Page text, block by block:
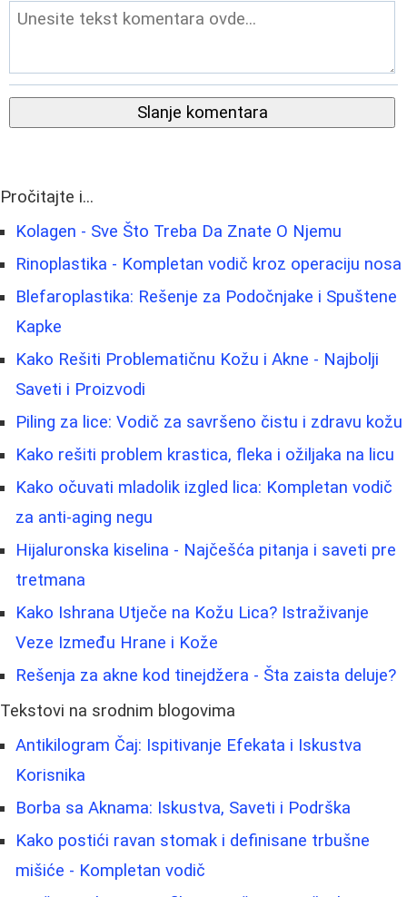
Slanje komentara
Pročitajte i...
Kolagen - Sve Što Treba Da Znate O Njemu
Rinoplastika - Kompletan vodič kroz operaciju nosa
Blefaroplastika: Rešenje za Podočnjake i Spuštene
Kapke
Kako Rešiti Problematičnu Kožu i Akne - Najbolji
Saveti i Proizvodi
Piling za lice: Vodič za savršeno čistu i zdravu kožu
Kako rešiti problem krastica, fleka i ožiljaka na licu
Kako očuvati mladolik izgled lica: Kompletan vodič
za anti-aging negu
Hijaluronska kiselina - Najčešća pitanja i saveti pre
tretmana
Kako Ishrana Utječe na Kožu Lica? Istraživanje
Veze Između Hrane i Kože
Rešenja za akne kod tinejdžera - Šta zaista deluje?
Tekstovi na srodnim blogovima
Antikilogram Čaj: Ispitivanje Efekata i Iskustva
Korisnika
Borba sa Aknama: Iskustva, Saveti i Podrška
Kako postići ravan stomak i definisane trbušne
mišiće - Kompletan vodič